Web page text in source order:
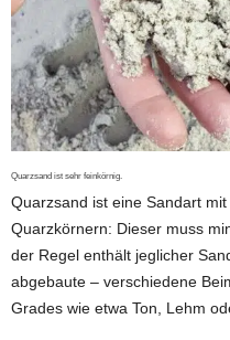
Quarzsand ist sehr feinkörnig.
Quarzsand ist eine Sandart
Quarzkörnern: Dieser muss
der Regel enthält jeglicher
abgebaute – verschiedene
Grades wie etwa Ton, Lehm